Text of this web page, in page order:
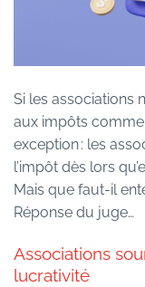
Si les associations
aux impôts
exception : les
l’impôt dès lors
Mais que faut-il
Réponse du juge…
Associations
lucrativité